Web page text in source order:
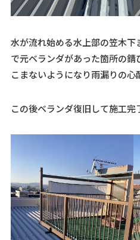
水が流れ始める水上部の笠木
で元ベランダがあった箇所の
こまないようになり雨漏りの心
この後ベランダ復旧して施工完